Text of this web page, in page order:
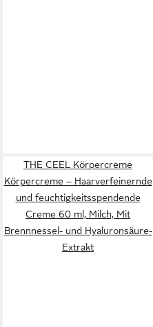
THE CEEL Körpercreme
Körpercreme – Haarverfeinernde
und feuchtigkeitsspendende
Creme 60 ml, Milch, Mit
Brennnessel- und Hyaluronsäure-
Extrakt